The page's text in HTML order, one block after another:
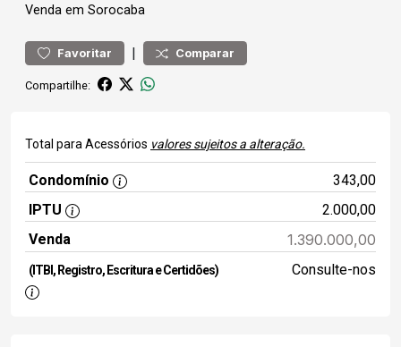
Venda em Sorocaba
Favoritar | Comparar
Compartilhe:
Total para Acessórios valores sujeitos a alteração.
Condomínio
343,00
IPTU
2.000,00
Venda
1.390.000,00
(ITBI, Registro, Escritura e Certidões) Consulte-nos